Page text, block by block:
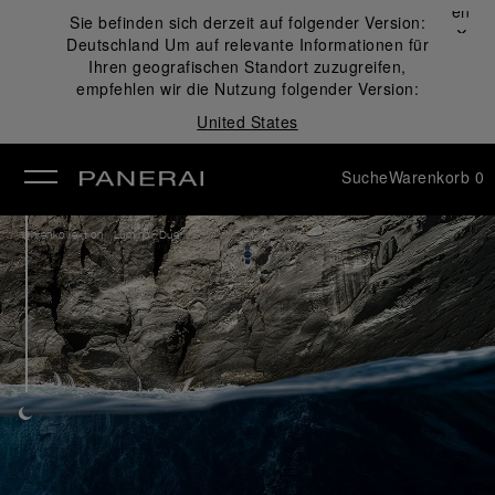
Sie befinden sich derzeit auf folgender Version:
Deutschland Um auf relevante Informationen für
Ihren geografischen Standort zuzugreifen,
empfehlen wir die Nutzung folgender Version:
United States
Schließen
✕
SucheWarenkorb 0
Uhrenkollektion /Luminor Due